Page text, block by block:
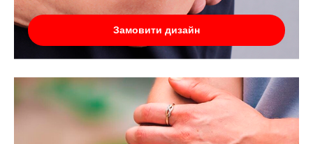
Замовити дизайн